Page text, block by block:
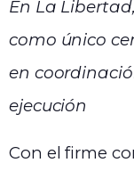
e
b
o
o
k
e
n
En La
como único
en
ejecución
Con el firme